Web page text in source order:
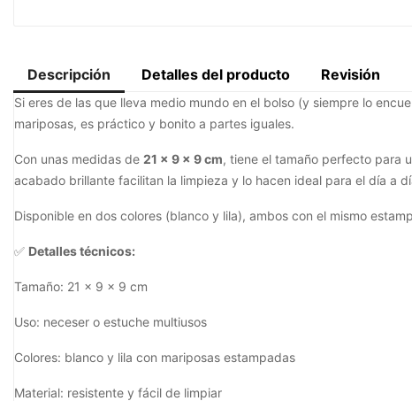
Descripción Detalles del producto Revisión
Si eres de las que lleva medio mundo en el bolso (y siempre lo
mariposas, es práctico y bonito a partes iguales.
Con unas medidas de 21 x 9 x 9 cm, tiene el tamaño perfecto para
acabado brillante facilitan la limpieza y lo hacen ideal para el día a
Disponible en dos colores (blanco y lila), ambos con el mismo
✅ Detalles técnicos:
Tamaño: 21 x 9 x 9 cm
Uso: neceser o estuche multiusos
Colores: blanco y lila con mariposas estampadas
Material: resistente y fácil de limpiar